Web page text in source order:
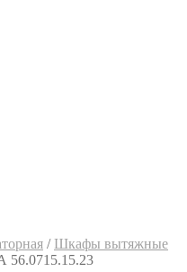
/ Шкафы вытяжные